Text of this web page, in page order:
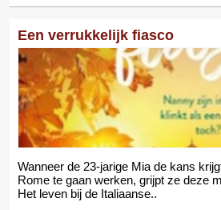
Een verrukkelijk fiasco
Wanneer de 23-jarige Mia de kans
Rome te gaan werken, grijpt ze deze
Het leven bij de Italiaanse..